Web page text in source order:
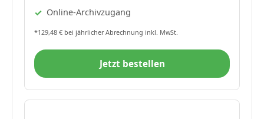
Online-Archivzugang
*129,48 € bei jährlicher Abrechnung inkl. MwSt.
Jetzt bestellen